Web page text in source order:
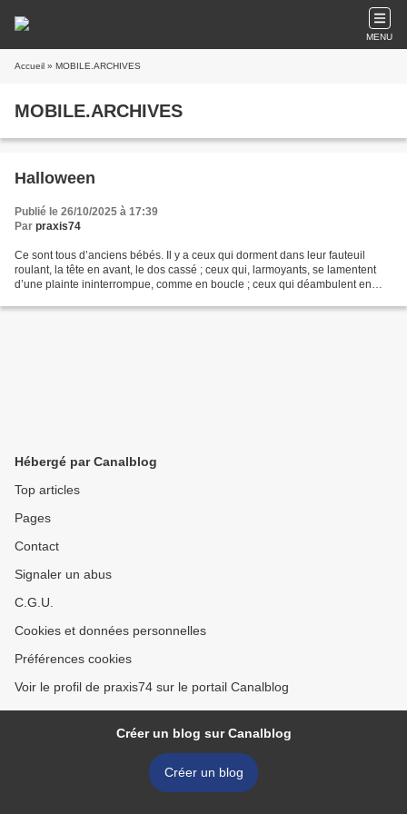
MENU
Accueil » MOBILE.ARCHIVES
MOBILE.ARCHIVES
Halloween
Publié le 26/10/2025 à 17:39
Par praxis74
Ce sont tous d’anciens bébés. Il y a ceux qui dorment dans leur fauteuil
roulant, la tête en avant, le dos cassé ; ceux qui, larmoyants, se lamentent
d’une plainte ininterrompue, comme en boucle ; ceux qui déambulent en
Hébergé par Canalblog
Top articles
Pages
Contact
Signaler un abus
C.G.U.
Cookies et données personnelles
Préférences cookies
Voir le profil de praxis74 sur le portail Canalblog
Créer un blog sur Canalblog
Créer un blog